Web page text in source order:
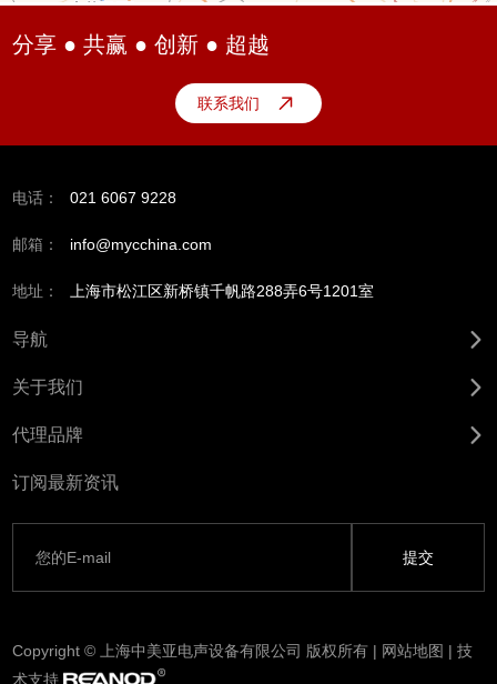
分享 ● 共赢 ● 创新 ● 超越
联系我们
电话： 021 6067 9228
邮箱： info@mycchina.com
地址： 上海市松江区新桥镇千帆路288弄6号1201室
导航
关于我们
代理品牌
订阅最新资讯
Copyright © 上海中美亚电声设备有限公司 版权所有 | 网站地图 | 技
术支持